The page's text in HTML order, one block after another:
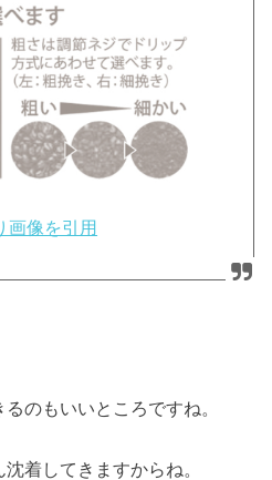
画像を引用
のもいいところですね。
着してきますからね。